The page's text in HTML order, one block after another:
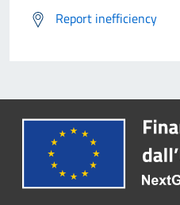
Report inefficiency